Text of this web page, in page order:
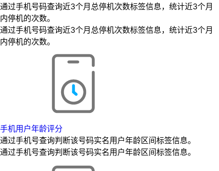
通过手机号码查询近3个月总停机次数标签信息，统计近3个月
内停机的次数。
通过手机号码查询近3个月总停机次数标签信息，统计近3个月
内停机的次数。
手机用户年龄评分
通过手机号查询判断该号码实名用户年龄区间标签信息。
通过手机号查询判断该号码实名用户年龄区间标签信息。